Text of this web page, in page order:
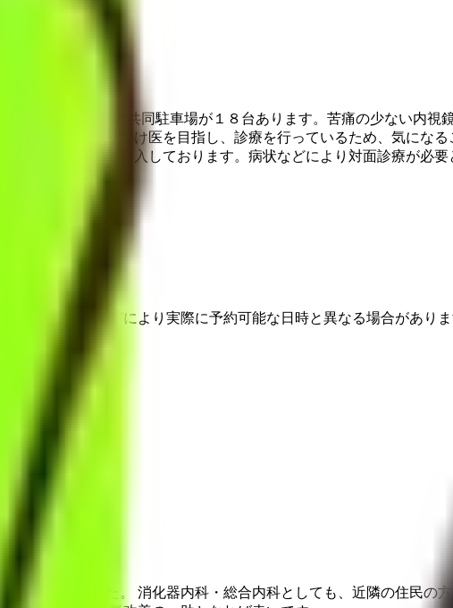
ウェルシアとの共同駐車場が１８台あります。苦痛の少ない内視
た地域のかかりつけ医を目指し、診療を行っているため、気になる
ランイン診療を導入しております。病状などにより対面診療が必
病院の都合などにより実際に予約可能な日時と異なる場合がありま
年がたちました。 消化器内科・総合内科としても、近隣の住民の